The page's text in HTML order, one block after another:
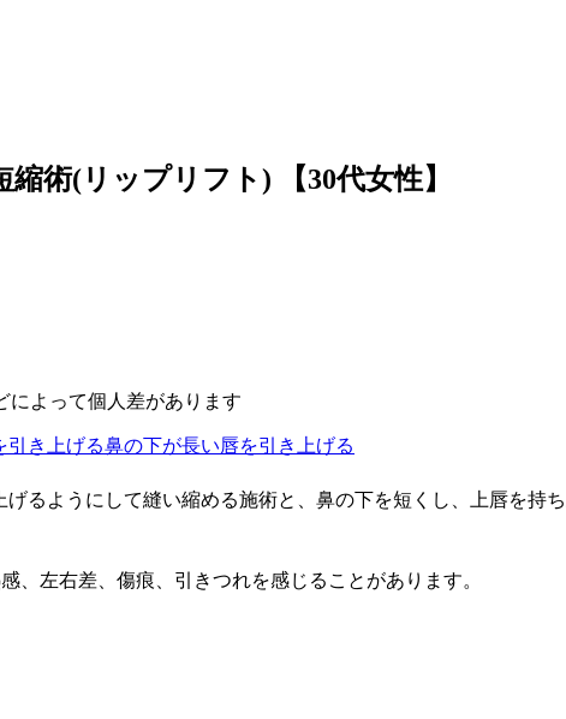
縮術(リップリフト)
【30代女性】
よって個人差があります
引き上げる鼻の下が長い唇を引き上げる
るようにして縫い縮める施術と、鼻の下を短くし、上唇を持
、左右差、傷痕、引きつれを感じることがあります。